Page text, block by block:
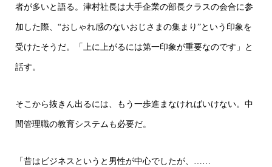
者が多いと語る。津村社長は大手企業の部長クラスの会合に参
加した際、“おしゃれ感のないおじさまの集まり”という印象を
受けたそうだ。「上に上がるには第一印象が重要なのです」と
話す。
そこから抜きん出るには、もう一歩進まなければいけない。中
間管理職の教育システムも必要だ。
「昔はビジネスというと男性が中心でしたが、……